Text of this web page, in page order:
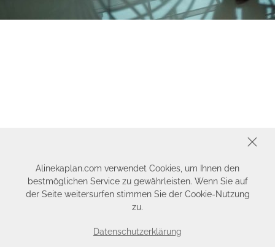
Alinekaplan.com verwendet Cookies, um Ihnen den
bestmöglichen Service zu gewährleisten. Wenn Sie auf
der Seite weitersurfen stimmen Sie der Cookie-Nutzung
zu.
Datenschutzerklärung